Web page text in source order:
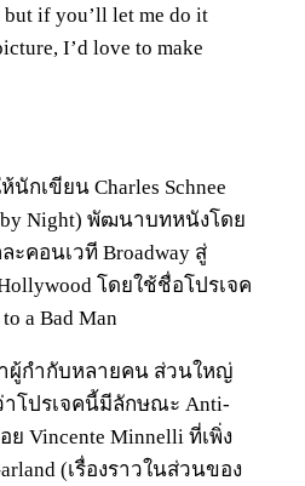
but if you’ll let me do it
I’d love to make
นักเขียน Charles Schnee
by Night) พัฒนาบทหนังโดย
คอนเวที Broadway สู่
โดยใช้ชื่อโปรเจค
a Bad Man
ผู้กำกับหลายคน ส่วนใหญ่
าโปรเจคนี้มีลักษณะ Anti-
ย Vincente Minnelli ที่เพิ่ง
(เรื่องราวในส่วนของ